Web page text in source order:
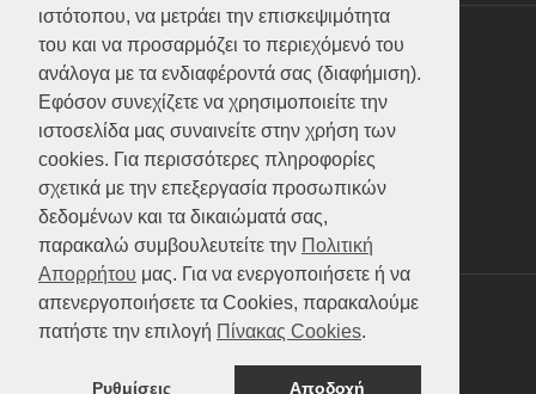
ιστότοπου, να μετράει την επισκεψιμότητα
του και να προσαρμόζει το περιεχόμενό του
ανάλογα με τα ενδιαφέροντά σας (διαφήμιση).
Εφόσον συνεχίζετε να χρησιμοποιείτε την
ιστοσελίδα μας συναινείτε στην χρήση των
cookies. Για περισσότερες πληροφορίες
σχετικά με την επεξεργασία προσωπικών
δεδομένων και τα δικαιώματά σας,
παρακαλώ συμβουλευτείτε την Πολιτική
Απορρήτου μας. Για να ενεργοποιήσετε ή να
απενεργοποιήσετε τα Cookies, παρακαλούμε
πατήστε την επιλογή Πίνακας Cookies.
Ρυθμίσεις Αποδοχή
ΥΠΗΡΕΣΙΕΣ
Test ride
Επικοινωνία
Service
Κατάλογος
FAQ
SOCIAL MEDIA